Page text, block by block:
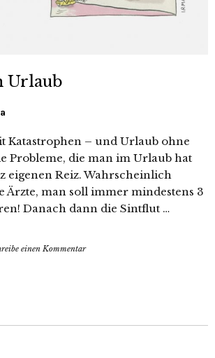
Urlaub
Katastrophen – und Urlaub ohne
Probleme, die man im Urlaub hat
eigenen Reiz. Wahrscheinlich
Ärzte, man soll immer mindestens 3
Danach dann die Sintflut …
einen Kommentar